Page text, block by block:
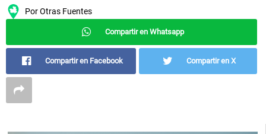
PorOtras Fuentes
Compartir en Whatsapp
Compartir en Facebook Compartir en X